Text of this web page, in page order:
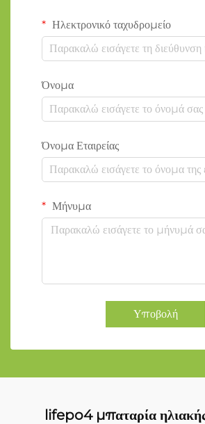
Ηλεκτρονικό ταχυδρομείο
Όνομα
Όνομα Εταιρείας
Μήνυμα
Υποβολή
lifepo4 μπαταρία ηλιακής